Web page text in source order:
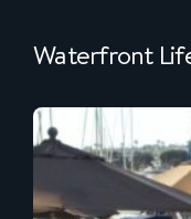
Waterfront